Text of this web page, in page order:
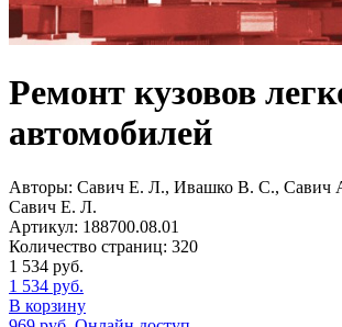
Ремонт кузовов
автомобилей
Авторы: Савич Е. Л., Ивашко В. С., Савич
Савич Е. Л.
Артикул: 188700.08.01
Количество страниц: 320
1 534 руб.
1 534 руб.
В корзину